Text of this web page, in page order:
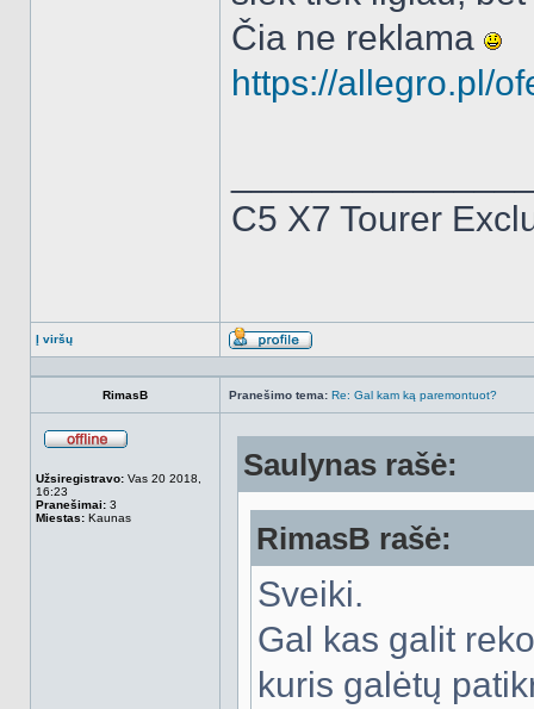
Čia ne reklama
https://allegro.pl/
C5 X7 Tourer
Į viršų
Aprašymas
RimasB Pranešimo tema: Re: Gal kam ką paremontuot?
Užsiregistravo: Vas 20 2018,
16:23
Pranešimai: 3
Miestas: Kaunas
Saulynas rašė:
RimasB rašė:
Sveiki.
Gal kas galit
kuris galėtų